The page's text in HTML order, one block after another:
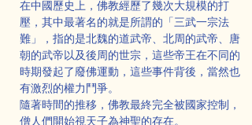
在中國歷史上，佛教經歷了幾次大規模的打
壓，其中最著名的就是所謂的「三武一宗法
難」，指的是北魏的道武帝、北周的武帝、唐
朝的武帝以及後周的世宗，這些帝王在不同的
時期發起了廢佛運動，這些事件背後，當然也
有激烈的權力鬥爭。
隨著時間的推移，佛教最終完全被國家控制，
僧人們開始視天子為神聖的存在。